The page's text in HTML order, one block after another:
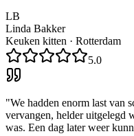
LB
Linda Bakker
Keuken kitten · Rotterdam
5.0
"We hadden enorm last van
vervangen, helder uitgelegd
was. Een dag later weer